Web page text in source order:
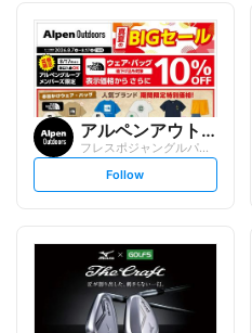
アルペンアウトドアーズ
フレスポジャングルパーク店
s
t
l
o
w
Follow